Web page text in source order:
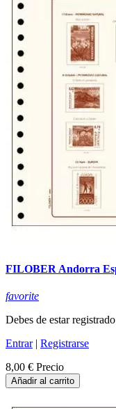
FILOBER Andorra
favorite
Debes de estar registrado
Entrar| Registrarse
8,00 € Precio
Añadir al carrito